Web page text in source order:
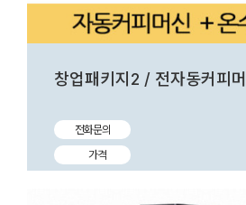
창업패키지2 / 전자동커피
전화문의
가격